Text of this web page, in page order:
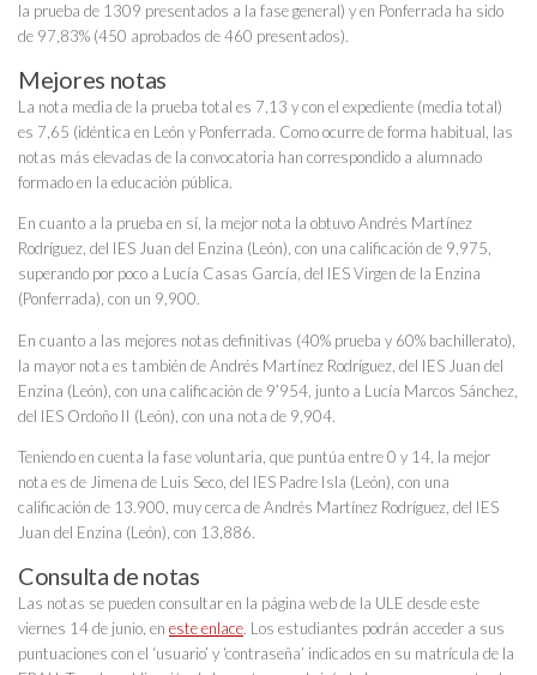
la prueba de 1309 presentados a la fase general) y en Ponferrada ha sido
de 97,83% (450 aprobados de 460 presentados).
Mejores notas
La nota media de la prueba total es 7,13 y con el expediente (media total)
es 7,65 (idéntica en León y Ponferrada. Como ocurre de forma habitual, las
notas más elevadas de la convocatoria han correspondido a alumnado
formado en la educación pública.
En cuanto a la prueba en sí, la mejor nota la obtuvo Andrés Martínez
Rodríguez, del IES Juan del Enzina (León), con una calificación de 9,975,
superando por poco a Lucía Casas García, del IES Virgen de la Enzina
(Ponferrada), con un 9,900.
En cuanto a las mejores notas definitivas (40% prueba y 60% bachillerato),
la mayor nota es también de Andrés Martínez Rodríguez, del IES Juan del
Enzina (León), con una calificación de 9’954, junto a Lucía Marcos Sánchez,
del IES Ordoño II (León), con una nota de 9,904.
Teniendo en cuenta la fase voluntaria, que puntúa entre 0 y 14, la mejor
nota es de Jimena de Luis Seco, del IES Padre Isla (León), con una
calificación de 13.900, muy cerca de Andrés Martínez Rodríguez, del IES
Juan del Enzina (León), con 13,886.
Consulta de notas
Las notas se pueden consultar en la página web de la ULE desde este
viernes 14 de junio, en este enlace. Los estudiantes podrán acceder a sus
puntuaciones con el ‘usuario’ y ‘contraseña’ indicados en su matrícula de la